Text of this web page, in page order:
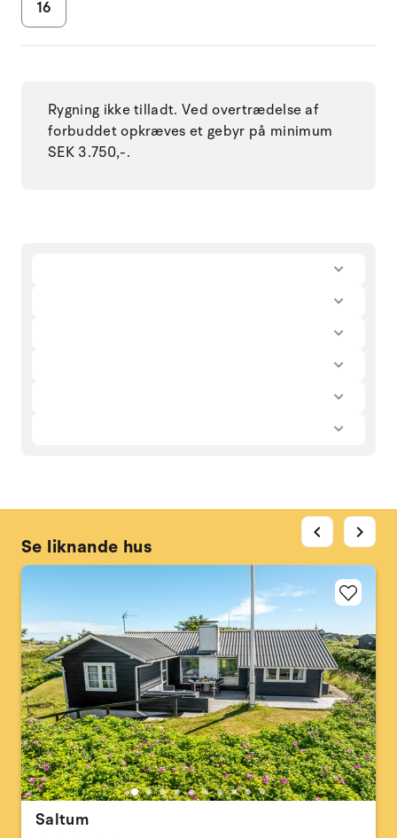
16
Rygning ikke tilladt. Ved overtrædelse af
forbuddet opkræves et gebyr på minimum
SEK 3.750,-.
Se liknande hus
Saltum
chevron_left chevron_right